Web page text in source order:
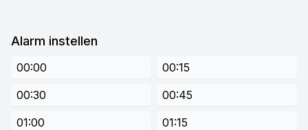
Alarm instellen
00:00
00:15
00:30
00:45
01:00
01:15